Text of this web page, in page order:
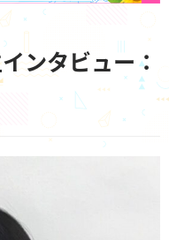
ンタビュー：